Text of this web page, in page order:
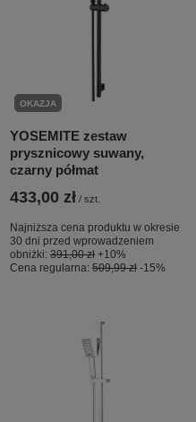
OKAZJA
YOSEMITE zestaw
prysznicowy suwany,
czarny półmat
433,00 zł / szt.
Najniższa cena produktu w okresie
30 dni przed wprowadzeniem
obniżki: 391,00 zł +10%
Cena regularna: 509,99 zł -15%